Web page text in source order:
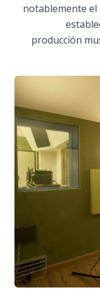
notablemente el
producción